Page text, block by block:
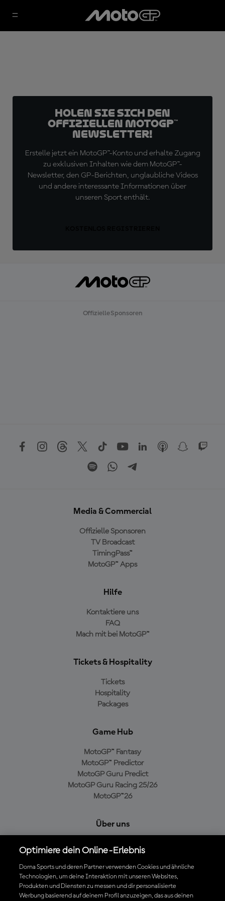
Holen Sie sich den
offiziellen MotoGP™
Newsletter!
Erstelle jetzt ein MotoGP™-Konto und erhalte Zugang
zu exklusiven Inhalten wie dem MotoGP™-
Newsletter, den GP-Berichten, unglaubliche Videos
und andere interessante Informationen über
unseren Sport enthält.
Offizielle Sponsoren
Media & Commercial
Offizielle Sponsoren
TV Broadcast
TimingPass™
MotoGP™ Apps
Hilfe
Kontaktiere uns
FAQ
Mach mit bei MotoGP™
Tickets & Hospitality
Tickets
Hospitality
Packages
Game Hub
MotoGP™ Fantasy
MotoGP™ Predictor
MotoGP Guru Predict
MotoGP Guru Racing 25/26
MotoGP™26
Über uns
Cookie-Richtlinien
Geschäftsbedingungen
Datenschutzrichtlinien
Kaufrichtlinie
Optimiere dein Online-Erlebnis
Dorna Sports und deren Partner verwenden Cookies und ähnliche
Technologien, um deine Interaktion mit unseren Websites,
Produkten und Diensten zu messen und dir personalisierte
Werbung basierend auf deinem Profil anzuzeigen, das aus deinen